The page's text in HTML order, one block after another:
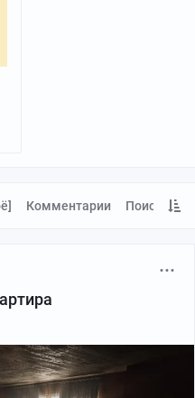
Комментарии Поиск